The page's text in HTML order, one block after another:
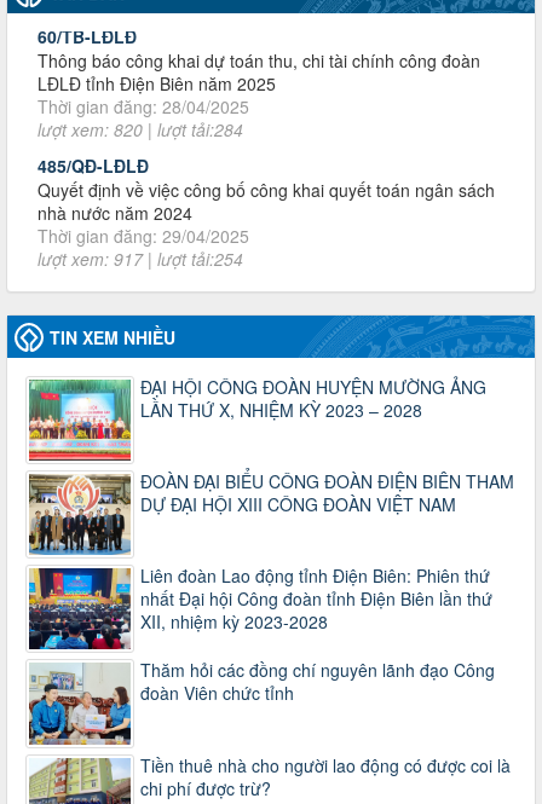
Thông báo công khai dự toán thu, chi tài chính công đoàn
LĐLĐ tỉnh Điện Biên năm 2025
Thời gian đăng: 28/04/2025
lượt xem: 820 | lượt tải:284
485/QĐ-LĐLĐ
Quyết định về việc công bố công khai quyết toán ngân sách
nhà nước năm 2024
Thời gian đăng: 29/04/2025
lượt xem: 917 | lượt tải:254
2930/TLĐ-TC
Công văn số 2930/TLĐ-TC, ngày 31/12/2024 của Tổng
LĐLĐ Việt Nam về việc quy định tỷ lệ phân phối tự động
KPCĐ 2% qua tài khoản Công đoàn Việt Nam về các cấp
Công đoàn năm 2025
Thời gian đăng: 06/01/2025
lượt xem: 1067 | lượt tải:437
47-TTCĐ/BTGTU
Thông tin chuyên đề: Một số nôi dung về sắp xếp tổ chức bộ
máy của hệ thống chính trị tinh gọn, hoạt động hiệu lực, hiệu
quả
Thời gian đăng: 25/12/2024
lượt xem: 1225 | lượt tải:339
37/HD-TLĐ
Hướng dẫn Công đoàn với việc tổ chức và hoạt động của
Ban Thanh tra Nhân dân
Thời gian đăng: 27/12/2024
lượt xem: 4949 | lượt tải:1352
35/HD-TLĐ
Hướng dẫn thực hiện một số nội dung chi liên quan đến
công tác kiểm tra, giám sát tại Công đoàn cơ sở
Thời gian đăng: 27/12/2024
lượt xem: 2075 | lượt tải:507
TIN XEM NHIỀU
ĐẠI HỘI CÔNG ĐOÀN HUYỆN MƯỜNG ẢNG
LẦN THỨ X, NHIỆM KỲ 2023 – 2028
ĐOÀN ĐẠI BIỂU CÔNG ĐOÀN ĐIỆN BIÊN THAM
DỰ ĐẠI HỘI XIII CÔNG ĐOÀN VIỆT NAM
Liên đoàn Lao động tỉnh Điện Biên: Phiên thứ
nhất Đại hội Công đoàn tỉnh Điện Biên lần thứ
XII, nhiệm kỳ 2023-2028
Thăm hỏi các đồng chí nguyên lãnh đạo Công
đoàn Viên chức tỉnh
Tiền thuê nhà cho người lao động có được coi là
chi phí được trừ?